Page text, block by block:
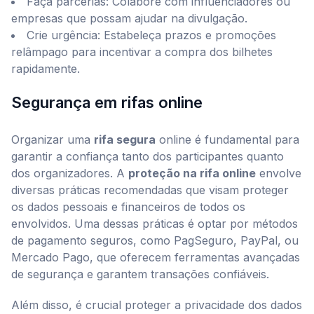
empresas que possam ajudar na divulgação.
Crie urgência: Estabeleça prazos e promoções
relâmpago para incentivar a compra dos bilhetes
rapidamente.
Segurança em rifas online
Organizar uma rifa segura online é fundamental para
garantir a confiança tanto dos participantes quanto
dos organizadores. A proteção na rifa online envolve
diversas práticas recomendadas que visam proteger
os dados pessoais e financeiros de todos os
envolvidos. Uma dessas práticas é optar por métodos
de pagamento seguros, como PagSeguro, PayPal, ou
Mercado Pago, que oferecem ferramentas avançadas
de segurança e garantem transações confiáveis.
Além disso, é crucial proteger a privacidade dos dados